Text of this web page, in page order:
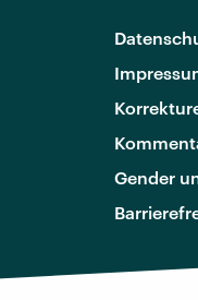
Gender